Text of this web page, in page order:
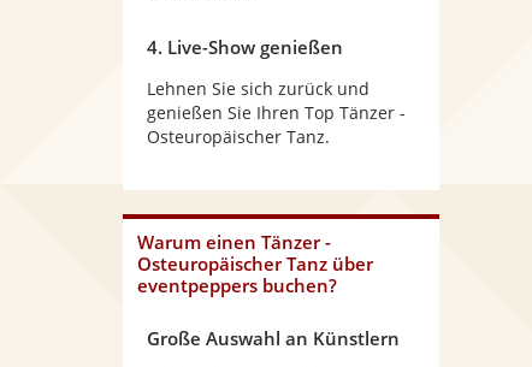
4. Live-Show genießen
Lehnen Sie sich zurück und
genießen Sie Ihren Top Tänzer -
Osteuropäischer Tanz.
Warum einen Tänzer -
Osteuropäischer Tanz über
eventpeppers buchen?
Große Auswahl an Künstlern